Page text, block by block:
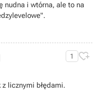
nudna i wtórna, ale to na
1 
licznymi błędami.